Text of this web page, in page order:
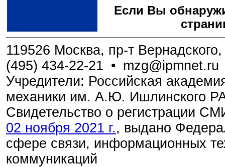
Если Вы
119526 Москва, пр-т
(495) 434-22-21 • mzg@ipmnet.ru
Учредители: Российская
механики им. А.Ю. Ишлинского
Свидетельство о регистрации
02 ноября 2021 г., выдано
сфере связи, информационных
коммуникаций